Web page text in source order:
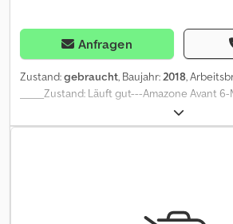
Anfragen
Zustand:gebraucht, Baujahr:2018,
_____Zustand: Läuft gut---Amazone Avant
Rotationssämaschine mit P2000-Fronttank
Montagehalterungen für Rohre an der
ist zusammen mit dem Fronttank eine
Präzision und Vielseitigkeit bei der Aussaat